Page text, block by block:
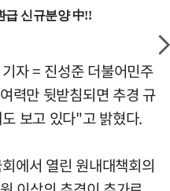
자 = 진성준 더불어민주
력만 뒷받침되면 추경 규
보고 있다"고 밝혔다.
에서 열린 원내대책회의